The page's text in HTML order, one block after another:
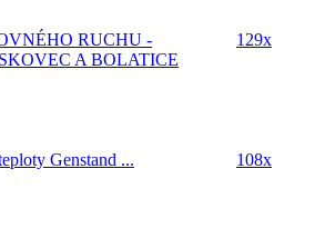
RUCHU -
A BOLATICE
129x
Genstand ... 108x